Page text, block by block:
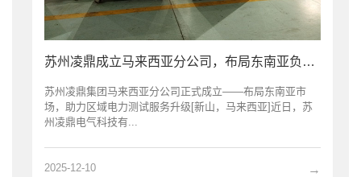
苏州凌鼎成立马来西亚分公司，布局东南亚负载市场
苏州凌鼎集团马来西亚分公司正式成立——布局东南亚市
场，助力区域电力测试服务升级[新山，马来西亚]近日，苏
州凌鼎电气科技有...
→
2025-12-10